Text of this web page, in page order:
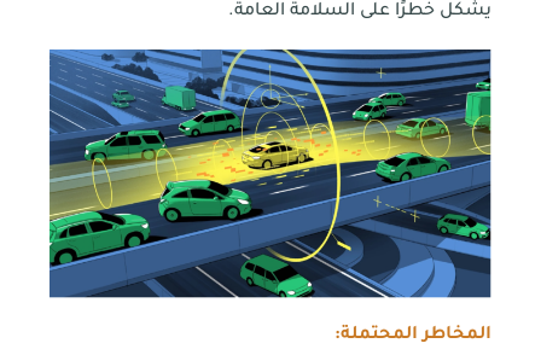
يشكل خطرًا على السلامة العامة.
المخاطر المحتملة: